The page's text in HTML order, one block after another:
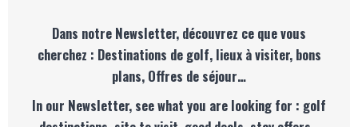
Dans notre Newsletter, découvrez ce que vous
cherchez : Destinations de golf, lieux à visiter, bons
plans, Offres de séjour…
In our Newsletter, see what you are looking for : golf